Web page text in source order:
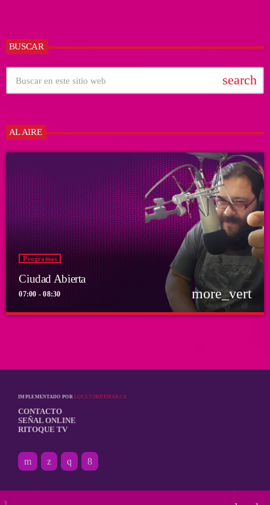
BUSCAR
search
AL AIRE
Programas
Ciudad Abierta
07:00 - 08:30 more_vert
El punto de encuentro diario de la comunidad Ritoquera
IMPLEMENTADO PORLOCUTORDEMARCA
CONTACTO
SEÑAL ONLINE
RITOQUE TV